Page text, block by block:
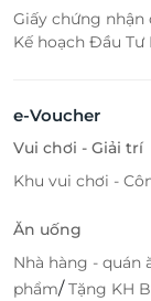
Giấy chứng nhận
Kế hoạch Đầu Tư
e-Voucher
Vui chơi - Giải trí
Khu vui chơi -
Ăn uống
Nhà hàng - quán
phẩm/Tặng KH